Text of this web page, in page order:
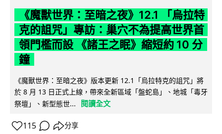
《魔獸世界：至暗之夜》12.1 「烏拉特
克的詛咒」專訪：巢穴不為提高世界首
領門檻而設 《諸王之眠》縮短約 10 分
鐘
《魔獸世界：至暗之夜》版本更新 12.1「烏拉特克的詛咒」將
於 8 月 13 日正式上線，帶來全新區域「盤蛇島」、地城「毒牙
祭壇」、新型態世...
閱讀全文
115 分享